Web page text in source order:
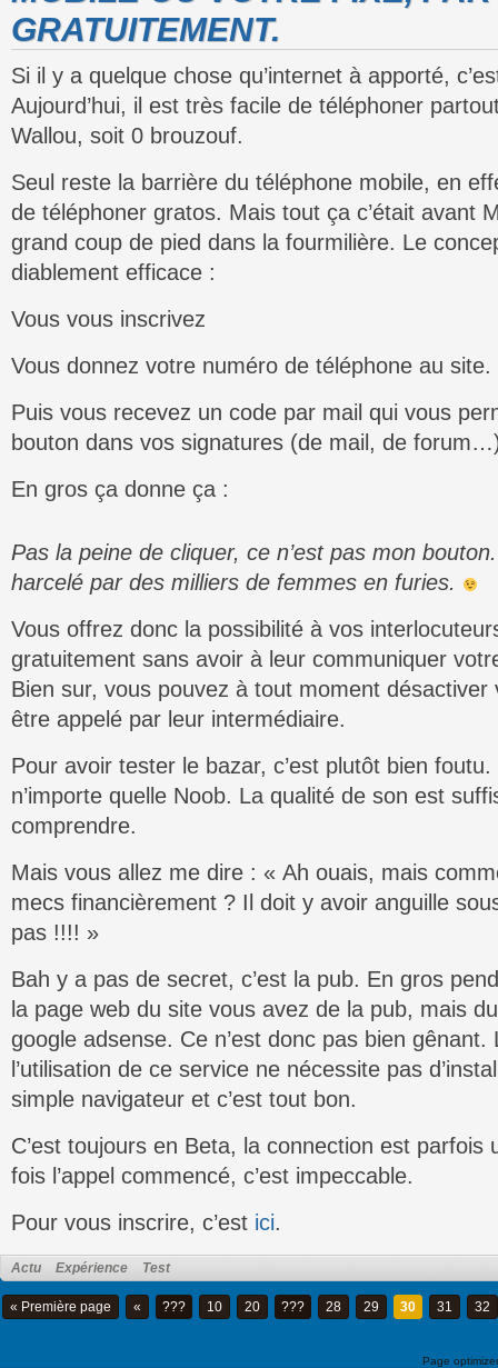
GRATUITEMENT.
Si il y a quelque chose qu’internet à apporté,
Aujourd’hui, il est très facile de téléphoner
Wallou, soit 0 brouzouf.
Seul reste la barrière du téléphone mobile, en
de téléphoner gratos. Mais tout ça c’était avant
grand coup de pied dans la fourmilière. Le
diablement efficace :
Vous vous inscrivez
Vous donnez votre numéro de téléphone au site.
Puis vous recevez un code par mail qui vous
bouton dans vos signatures (de mail, de
En gros ça donne ça :
Pas la peine de cliquer, ce n’est pas mon bouton.
harcelé par des milliers de femmes en furies.
Vous offrez donc la possibilité à vos
gratuitement sans avoir à leur communiquer
Bien sur, vous pouvez à tout moment
être appelé par leur intermédiaire.
Pour avoir tester le bazar, c’est plutôt bien foutu.
n’importe quelle Noob. La qualité de son est
comprendre.
Mais vous allez me dire : « Ah ouais, mais
mecs financièrement ? Il doit y avoir anguille
pas !!!! »
Bah y a pas de secret, c’est la pub. En gros
la page web du site vous avez de la pub, mais
google adsense. Ce n’est donc pas bien gênant.
l’utilisation de ce service ne nécessite pas
simple navigateur et c’est tout bon.
C’est toujours en Beta, la connection est parfois
fois l’appel commencé, c’est impeccable.
Pour vous inscrire, c’est ici.
Actu Expérience Test
« Première page « ??? 10 20 ??? 28 29 30 31 32
Page